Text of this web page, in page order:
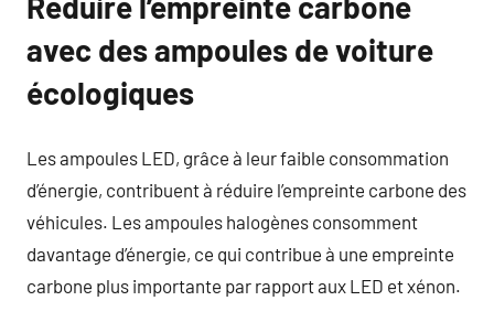
avec des ampoules de voiture
écologiques
Les ampoules LED, grâce à leur faible consommation
d’énergie, contribuent à réduire l’empreinte carbone des
véhicules. Les ampoules halogènes consomment
davantage d’énergie, ce qui contribue à une empreinte
carbone plus importante par rapport aux LED et xénon.